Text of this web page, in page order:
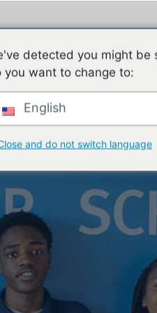
detected you might be
you want to change to:
English
and do not switch language